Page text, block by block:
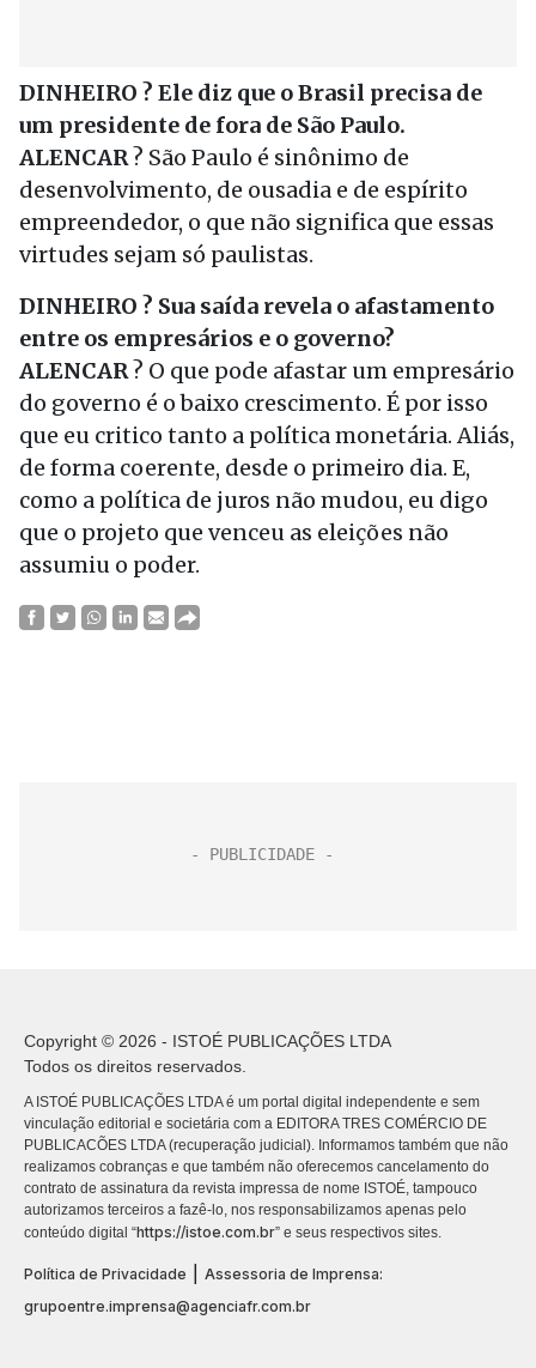
DINHEIRO ? Ele diz que o Brasil precisa de
um presidente de fora de São Paulo.
ALENCAR? São Paulo é sinônimo de
desenvolvimento, de ousadia e de espírito
empreendedor, o que não significa que essas
virtudes sejam só paulistas.
DINHEIRO ? Sua saída revela o afastamento
entre os empresários e o governo?
ALENCAR? O que pode afastar um empresário
do governo é o baixo crescimento. É por isso
que eu critico tanto a política monetária. Aliás,
de forma coerente, desde o primeiro dia. E,
como a política de juros não mudou, eu digo
que o projeto que venceu as eleições não
assumiu o poder.
Copyright © 2026 - ISTOÉ PUBLICAÇÕES LTDA
Todos os direitos reservados.
A ISTOÉ PUBLICAÇÕES LTDA é um portal digital independente e sem
vinculação editorial e societária com a EDITORA TRES COMÉRCIO DE
PUBLICACÕES LTDA (recuperação judicial). Informamos também que não
realizamos cobranças e que também não oferecemos cancelamento do
contrato de assinatura da revista impressa de nome ISTOÉ, tampouco
autorizamos terceiros a fazê-lo, nos responsabilizamos apenas pelo
conteúdo digital “https://istoe.com.br” e seus respectivos sites.
Política de Privacidade
Assessoria de Imprensa:
grupoentre.imprensa@agenciafr.com.br